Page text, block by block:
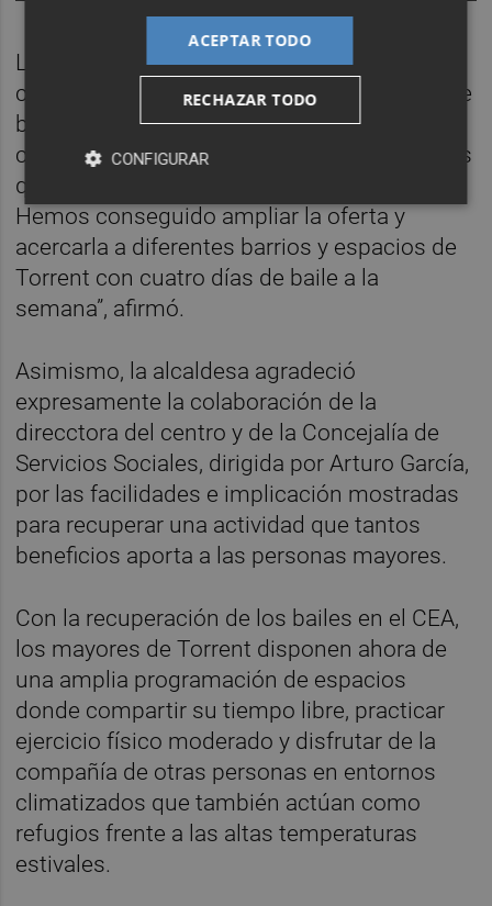
La primera edil recordó además que Torrent
cuenta ya con cuatro jornadas semanales de
baile repartidas en distintos espacios de la
ciudad. “Ahora disponéis de más alternativas
que nunca para disfrutar de esta actividad.
Hemos conseguido ampliar la oferta y
acercarla a diferentes barrios y espacios de
Torrent con cuatro días de baile a la
semana”, afirmó.
Asimismo, la alcaldesa agradeció
expresamente la colaboración de la
direcctora del centro y de la Concejalía de
Servicios Sociales, dirigida por Arturo García,
por las facilidades e implicación mostradas
para recuperar una actividad que tantos
beneficios aporta a las personas mayores.
Con la recuperación de los bailes en el CEA,
los mayores de Torrent disponen ahora de
una amplia programación de espacios
donde compartir su tiempo libre, practicar
ejercicio físico moderado y disfrutar de la
compañía de otras personas en entornos
climatizados que también actúan como
refugios frente a las altas temperaturas
estivales.
ACEPTAR TODO
RECHAZAR TODO
CONFIGURAR